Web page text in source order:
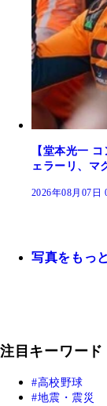
【堂本光一
ェラーリ、マ
2026年08月07日
写真をもっ
注目キーワード
高校野球
地震・震災